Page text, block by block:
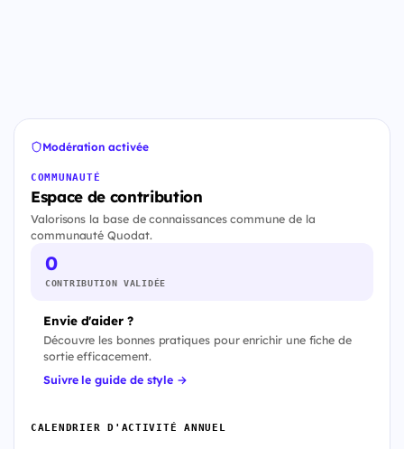
Modération activée
COMMUNAUTÉ
Espace de contribution
Valorisons la base de connaissances commune de la
communauté Quodat.
0
CONTRIBUTION VALIDÉE
Envie d'aider ?
Découvre les bonnes pratiques pour enrichir une fiche de
sortie efficacement.
Suivre le guide de style →
CALENDRIER D'ACTIVITÉ ANNUEL